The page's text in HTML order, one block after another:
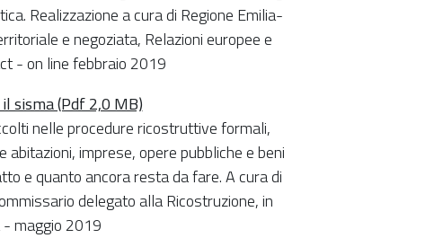
Realizzazione a cura di Regione Emilia-
e negoziata, Relazioni europee e
- on line febbraio 2019
sisma (Pdf 2,0 MB)
nelle procedure ricostruttive formali,
imprese, opere pubbliche e beni
e quanto ancora resta da fare. A cura di
delegato alla Ricostruzione, in
- maggio 2019